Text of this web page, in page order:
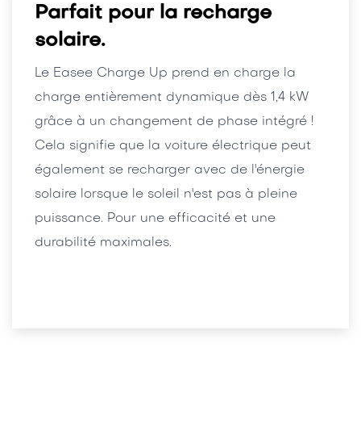
Parfait pour la recharge
solaire.
Le Easee Charge Up prend en charge la
charge entièrement dynamique dès 1,4 kW
grâce à un changement de phase intégré !
Cela signifie que la voiture électrique peut
également se recharger avec de l'énergie
solaire lorsque le soleil n'est pas à pleine
puissance. Pour une efficacité et une
durabilité maximales.